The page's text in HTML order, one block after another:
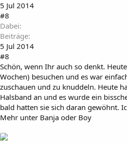
5 Jul 2014
#8
Dabei
Beiträge
5 Jul 2014
#8
Schön, wenn Ihr auch so denkt.
Wochen) besuchen und es war
zuschauen und zu knuddeln. Heute
Halsband an und es wurde ein
bald hatten sie sich daran gewöhnt.
Mehr unter Banja oder Boy